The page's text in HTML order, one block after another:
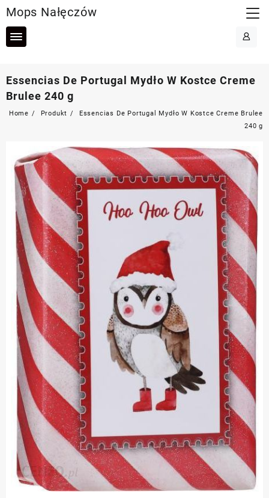
to
content
Mops Nałęczów
Essencias De Portugal Mydło W Kostce Creme
Brulee 240 g
Home Produkt
Essencias De Portugal Mydło W Kostce Creme Brulee
240 g